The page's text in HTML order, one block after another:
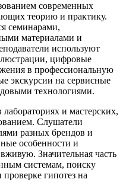
современных
теорию и практику.
семинарами,
материалами и
используют
цифровые
в профессиональную
экскурсии на сервисные
технологиями.
и мастерских,
Слушатели
разных брендов и
особенности и
Значительная часть
системам, поиску
гипотез на